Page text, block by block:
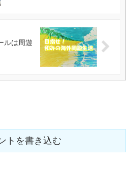
ルは周遊
トを書き込む